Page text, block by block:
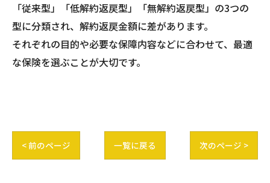
「従来型」「低解約返戻型」「無解約返戻型」の3つの
型に分類され、解約返戻金額に差があります。
それぞれの目的や必要な保障内容などに合わせて、最適
な保険を選ぶことが大切です。
< 前のページ 一覧に戻る 次のページ >